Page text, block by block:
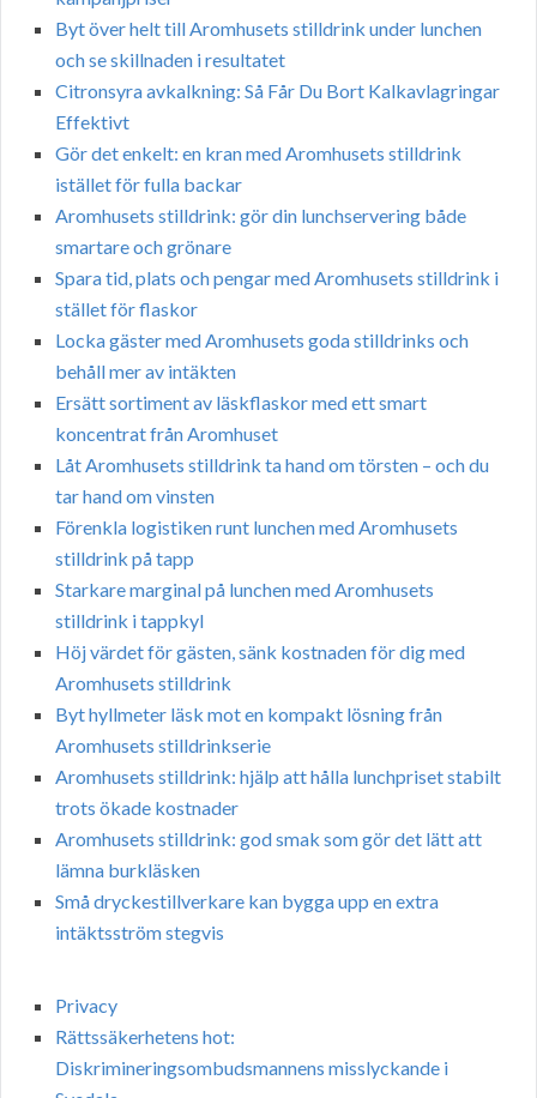
Byt över helt till Aromhusets stilldrink under lunchen
och se skillnaden i resultatet
Citronsyra avkalkning: Så Får Du Bort Kalkavlagringar
Effektivt
Gör det enkelt: en kran med Aromhusets stilldrink
istället för fulla backar
Aromhusets stilldrink: gör din lunchservering både
smartare och grönare
Spara tid, plats och pengar med Aromhusets stilldrink i
stället för flaskor
Locka gäster med Aromhusets goda stilldrinks och
behåll mer av intäkten
Ersätt sortiment av läskflaskor med ett smart
koncentrat från Aromhuset
Låt Aromhusets stilldrink ta hand om törsten – och du
tar hand om vinsten
Förenkla logistiken runt lunchen med Aromhusets
stilldrink på tapp
Starkare marginal på lunchen med Aromhusets
stilldrink i tappkyl
Höj värdet för gästen, sänk kostnaden för dig med
Aromhusets stilldrink
Byt hyllmeter läsk mot en kompakt lösning från
Aromhusets stilldrinkserie
Aromhusets stilldrink: hjälp att hålla lunchpriset stabilt
trots ökade kostnader
Aromhusets stilldrink: god smak som gör det lätt att
lämna burkläsken
Små dryckestillverkare kan bygga upp en extra
intäktsström stegvis
Privacy
Rättssäkerhetens hot:
Diskrimineringsombudsmannens misslyckande i